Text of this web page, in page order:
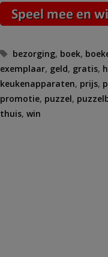
Tags
bezorging, boek,
exemplaar, geld, gratis,
keukenapparaten, prijs,
promotie, puzzel,
thuis, win